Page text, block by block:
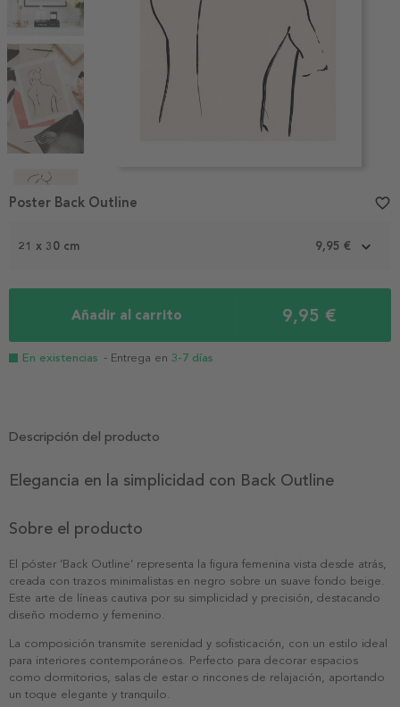
1
21 x 30 cm 9,95 €
Añadir al carrito 9,95 €
En existencias - Entrega en 3-7 días
Poster Back Outline favorite_border
Descripción del producto
Elegancia en la simplicidad con Back Outline
Sobre el producto
El póster ‘Back Outline’ representa la figura femenina vista desde atrás,
creada con trazos minimalistas en negro sobre un suave fondo beige.
Este arte de líneas cautiva por su simplicidad y precisión, destacando
diseño moderno y femenino.
La composición transmite serenidad y sofisticación, con un estilo ideal
para interiores contemporáneos. Perfecto para decorar espacios
como dormitorios, salas de estar o rincones de relajación, aportando
un toque elegante y tranquilo.